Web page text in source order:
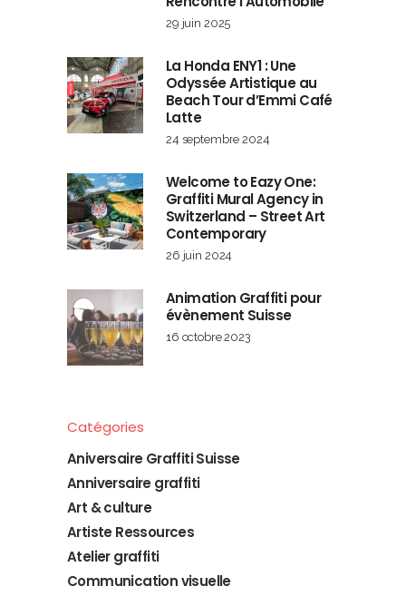
29 juin 2025
La Honda ENY1 : Une
Odyssée Artistique au
Beach Tour d’Emmi Café
Latte
24 septembre 2024
Welcome to Eazy One:
Graffiti Mural Agency in
Switzerland – Street Art
Contemporary
26 juin 2024
Animation Graffiti pour
évènement Suisse
16 octobre 2023
Catégories
Aniversaire Graffiti Suisse
Anniversaire graffiti
Art & culture
Artiste Ressources
Atelier graffiti
Communication visuelle